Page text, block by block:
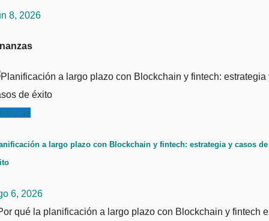
8, 2026
a largo plazo con Blockchain y fintech: estrategia y casos de
6, 2026
qué la planificación a largo plazo con Blockchain y fintech